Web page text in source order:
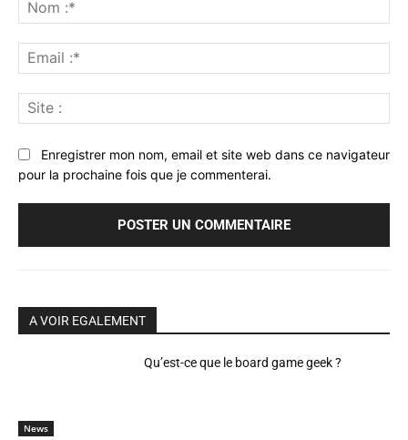
:*
:*
:
Enregistrer mon nom, email et site web dans ce navigateur
pour la prochaine fois que je commenterai.
A VOIR EGALEMENT
News
Qu’est-ce que le board game geek ?